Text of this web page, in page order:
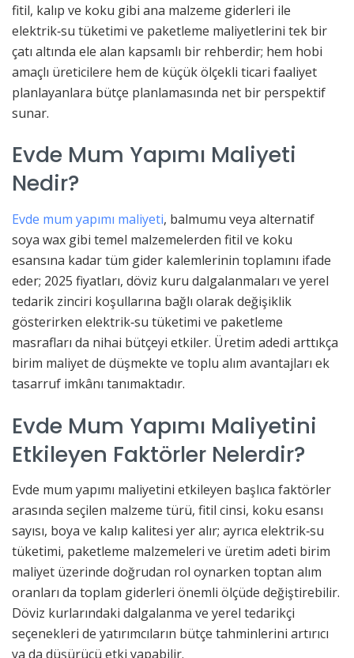
fitil, kalıp ve koku gibi ana malzeme giderleri ile
elektrik‑su tüketimi ve paketleme maliyetlerini tek bir
çatı altında ele alan kapsamlı bir rehberdir; hem hobi
amaçlı üreticilere hem de küçük ölçekli ticari faaliyet
planlayanlara bütçe planlamasında net bir perspektif
sunar.
Evde Mum Yapımı Maliyeti
Nedir?
Evde mum yapımı maliyeti, balmumu veya alternatif
soya wax gibi temel malzemelerden fitil ve koku
esansına kadar tüm gider kalemlerinin toplamını ifade
eder; 2025 fiyatları, döviz kuru dalgalanmaları ve yerel
tedarik zinciri koşullarına bağlı olarak değişiklik
gösterirken elektrik‑su tüketimi ve paketleme
masrafları da nihai bütçeyi etkiler. Üretim adedi arttıkça
birim maliyet de düşmekte ve toplu alım avantajları ek
tasarruf imkânı tanımaktadır.
Evde Mum Yapımı Maliyetini
Etkileyen Faktörler Nelerdir?
Evde mum yapımı maliyetini etkileyen başlıca faktörler
arasında seçilen malzeme türü, fitil cinsi, koku esansı
sayısı, boya ve kalıp kalitesi yer alır; ayrıca elektrik‑su
tüketimi, paketleme malzemeleri ve üretim adeti birim
maliyet üzerinde doğrudan rol oynarken toptan alım
oranları da toplam giderleri önemli ölçüde değiştirebilir.
Döviz kurlarındaki dalgalanma ve yerel tedarikçi
seçenekleri de yatırımcıların bütçe tahminlerini artırıcı
ya da düşürücü etki yapabilir.